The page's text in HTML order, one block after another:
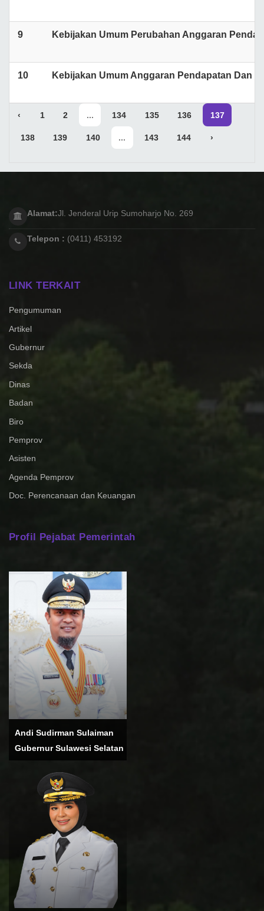
9 Kebijakan Umum Perubahan Anggaran
10 Kebijakan Umum Anggaran Pendapatan Dan
‹ 1 2 ... 134 135 136 137
138 139 140 ... 143 144 ›
Alamat:Jl. Jenderal Urip Sumoharjo No. 269
Telepon : (0411) 453192
LINK TERKAIT
Pengumuman
Artikel
Gubernur
Sekda
Dinas
Badan
Biro
Pemprov
Asisten
Agenda Pemprov
Doc. Perencanaan dan Keuangan
Profil Pejabat Pemerintah
Andi Sudirman Sulaiman
Gubernur Sulawesi Selatan
Andi Sudirman Sulaiman
Merupakan Gubernur
Sulawesi Selatan
Connect: